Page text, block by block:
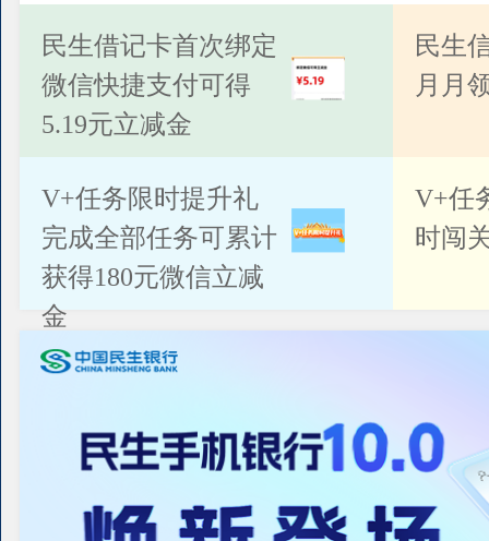
公告
民生借记卡首次绑定
微信快捷支付可得
5.19元立减金
民生
月月
V+任务限时提升礼
完成全部任务可累计
获得180元微信立减
金
V+任
时闯